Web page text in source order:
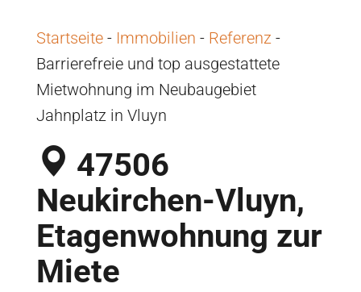
Startseite- Immobilien - Referenz-
Barrierefreie und top ausgestattete
Mietwohnung im Neubaugebiet
Jahnplatz in Vluyn
47506
Neukirchen-Vluyn,
Etagenwohnung zur
Miete